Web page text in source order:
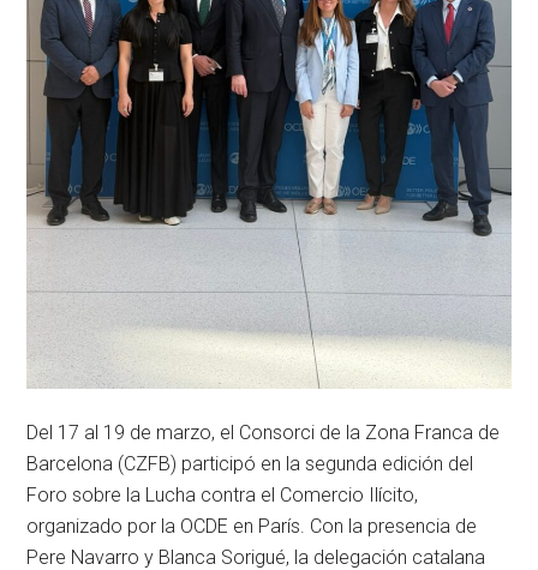
alto
valor
a
y
en
4.0
y
Del 17 al 19 de marzo, el Consorci de la Zona Franca de
Barcelona (CZFB) participó en la segunda edición del
Foro sobre la Lucha contra el Comercio Ilícito,
organizado por la OCDE en París. Con la presencia de
Pere Navarro y Blanca Sorigué, la delegación catalana